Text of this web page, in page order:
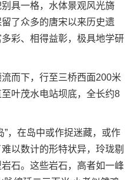
具一格，水体景观风光旖
了众多的唐宋以来历史遗
彩、相得益彰，极具地学研
下，行至三桥西面200米
叶茂水电站坝底，全长约8
在岛中或作捉迷藏，或作
以数计的形特状异，玲珑剔
石。这些岩石，高者如一峰